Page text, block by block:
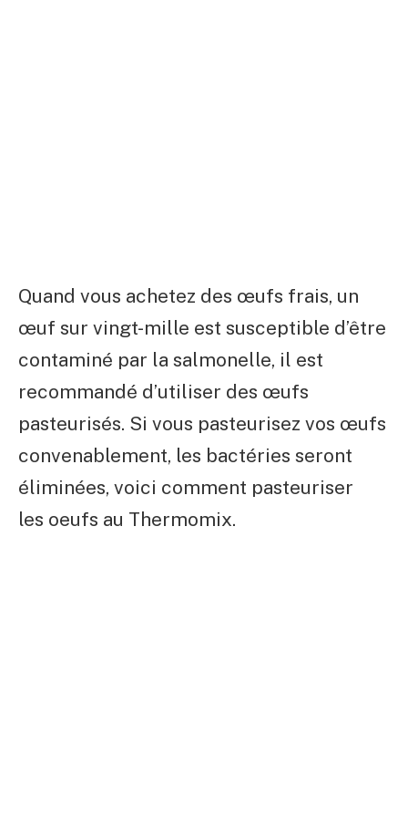
Quand vous achetez des œufs frais, un
œuf sur vingt-mille est susceptible d’être
contaminé par la salmonelle, il est
recommandé d’utiliser des œufs
pasteurisés. Si vous pasteurisez vos œufs
convenablement, les bactéries seront
éliminées, voici comment pasteuriser
les oeufs au Thermomix.